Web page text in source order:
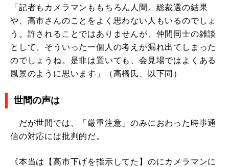
「記者もカメラマンももちろん人間。総裁選の結果
や、高市さんのことをよく思わない人もいるのでしょ
う。許されることではありませんが、仲間同士の雑談
として、そういった一個人の考えが漏れ出てしまった
のでしょうね。是非は置いても、会見場ではよくある
風景のように思います」（高橋氏、以下同）
世間の声は
だが世間では、「厳重注意」のみにおわった時事通
信の対応には批判的だ。
《本当は【高市下げを指示してた】のにカメラマンに